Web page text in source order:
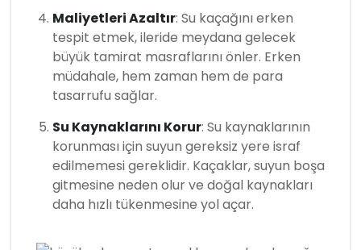
Maliyetleri Azaltır: Su kaçağını erken
tespit etmek, ileride meydana gelecek
büyük tamirat masraflarını önler. Erken
müdahale, hem zaman hem de para
tasarrufu sağlar.
Su Kaynaklarını Korur: Su kaynaklarının
korunması için suyun gereksiz yere israf
edilmemesi gereklidir. Kaçaklar, suyun boşa
gitmesine neden olur ve doğal kaynakları
daha hızlı tükenmesine yol açar.